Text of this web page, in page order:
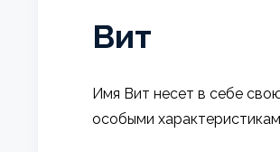
Вит
Имя Вит несет в себе
особыми